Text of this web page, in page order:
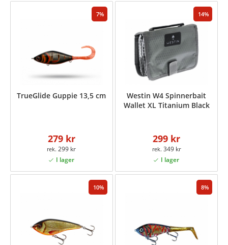
7
TrueGlide Guppie 13,5 cm
279 kr
299 kr
14
Westin W4 Spinnerbait
Wallet XL Titanium Black
299 kr
349 kr
10 8